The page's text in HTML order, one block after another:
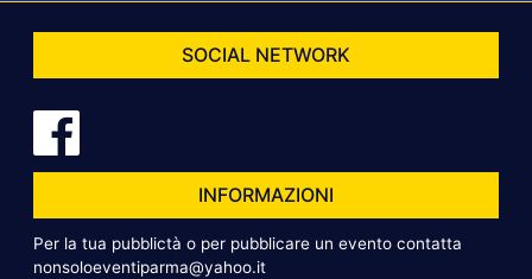
SOCIAL NETWORK
INFORMAZIONI
Per la tua pubblictà o per pubblicare un evento contatta
nonsoloeventiparma@yahoo.it